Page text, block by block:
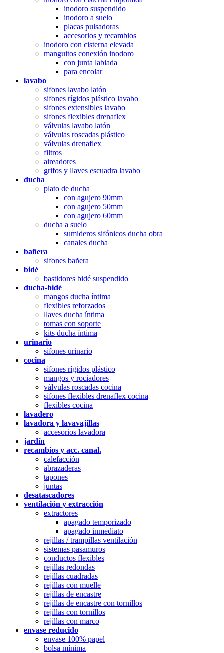
inodoro suspendido
inodoro a suelo
placas pulsadoras
accesorios y recambios
inodoro con cisterna elevada
manguitos conexión inodoro
con junta labiada
para encolar
lavabo
sifones lavabo latón
sifones rígidos plástico lavabo
sifones extensibles lavabo
sifones flexibles drenaflex
válvulas lavabo latón
válvulas roscadas plástico
válvulas drenaflex
filtros
aireadores
grifos y llaves escuadra lavabo
ducha
plato de ducha
con agujero 90mm
con agujero 50mm
con agujero 60mm
ducha a suelo
sumideros sifónicos ducha obra
canales ducha
bañera
sifones bañera
bidé
bastidores bidé suspendido
ducha-bidé
mangos ducha íntima
flexibles reforzados
llaves ducha íntima
tomas con soporte
kits ducha íntima
urinario
sifones urinario
cocina
sifones rígidos plástico
mangos y rociadores
válvulas roscadas cocina
sifones flexibles drenaflex cocina
flexibles cocina
lavadero
lavadora y lavavajillas
accesorios lavadora
jardín
recambios y acc. canal.
calefacción
abrazaderas
tapones
juntas
desatascadores
ventilación y extracción
extractores
apagado temporizado
apagado inmediato
rejillas / trampillas ventilación
sistemas pasamuros
conductos flexibles
rejillas redondas
rejillas cuadradas
rejillas con muelle
rejillas de encastre
rejillas de encastre con tornillos
rejillas con tornillos
rejillas con marco
envase reducido
envase 100% papel
bolsa mínima